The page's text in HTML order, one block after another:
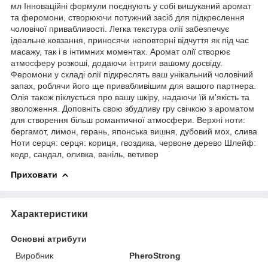
мл Інноваційні формули поєднують у собі вишуканий аромат
та феромони, створюючи потужний засіб для підкреслення
чоловічої привабливості. Легка текстура олії забезпечує
ідеальне ковзання, приносячи неповторні відчуття як під час
масажу, так і в інтимних моментах. Аромат олії створює
атмосферу розкоші, додаючи інтриги вашому досвіду.
Феромони у складі олії підкреслять ваш унікальний чоловічий
запах, роблячи його ще привабливішим для вашого партнера.
Олія також піклується про вашу шкіру, надаючи їй м'якість та
зволоження. Доповніть свою збудливу гру свічкою з ароматом
для створення більш романтичної атмосфери. Верхні ноти:
бергамот, лимон, герань, японська вишня, дубовий мох, слива
Ноти серця: серця: кориця, гвоздика, червоне дерево Шлейф:
кедр, сандал, оливка, ваніль, ветивер
Приховати
Характеристики
Основні атрибути
Виробник
PheroStrong